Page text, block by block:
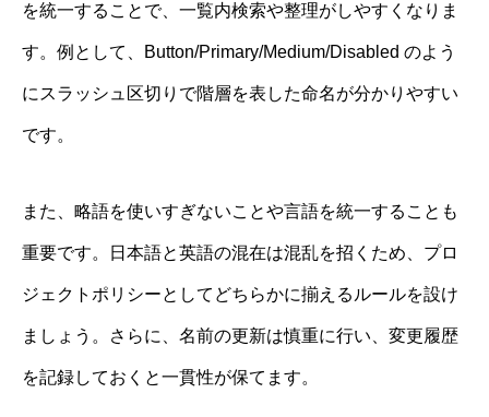
を統一することで、一覧内検索や整理がしやすくなりま
す。例として、Button/Primary/Medium/Disabled のよう
にスラッシュ区切りで階層を表した命名が分かりやすい
です。
また、略語を使いすぎないことや言語を統一することも
重要です。日本語と英語の混在は混乱を招くため、プロ
ジェクトポリシーとしてどちらかに揃えるルールを設け
ましょう。さらに、名前の更新は慎重に行い、変更履歴
を記録しておくと一貫性が保てます。